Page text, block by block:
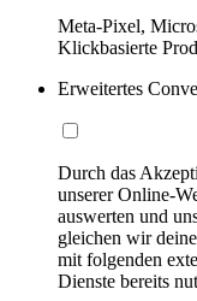
Meta-Pixel,
Klickbasierte
Erweitertes
Durch das
unserer Online-
auswerten und
gleichen wir
mit folgenden
Dienste bereits